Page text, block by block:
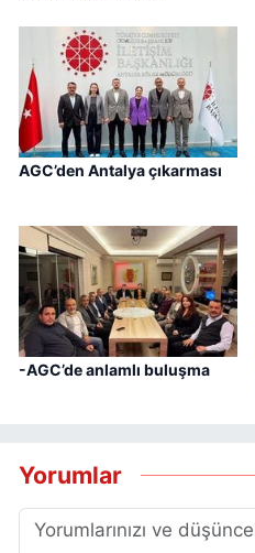
AGC’den Antalya çıkarması
-AGC’de anlamlı buluşma
Yorumlar